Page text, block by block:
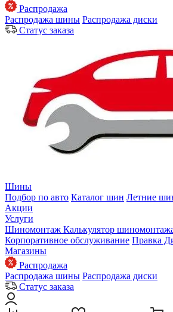
Распродажа
Распродажа шины Распродажа диски
Статус заказа
Шины
Подбор по авто Каталог шин Летние
Акции
Услуги
Шиномонтаж Калькулятор
Корпоративное обслуживание Правка
Магазины
Распродажа
Распродажа шины Распродажа диски
Статус заказа